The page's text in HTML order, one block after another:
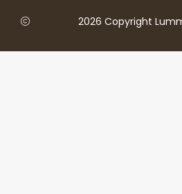
2026 Copyright